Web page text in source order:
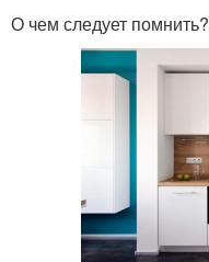
О чем следует помнить?